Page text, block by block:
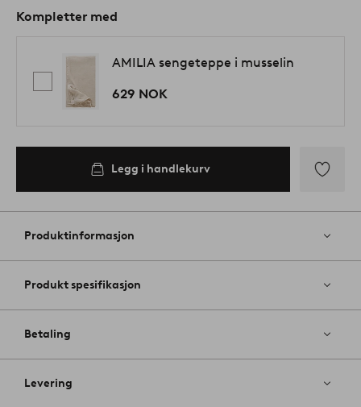
Kompletter med
AMILIA sengeteppe i musselin
629 NOK
Legg i handlekurv
til
Produktinformasjon
Produkt spesifikasjon
Betaling
Levering